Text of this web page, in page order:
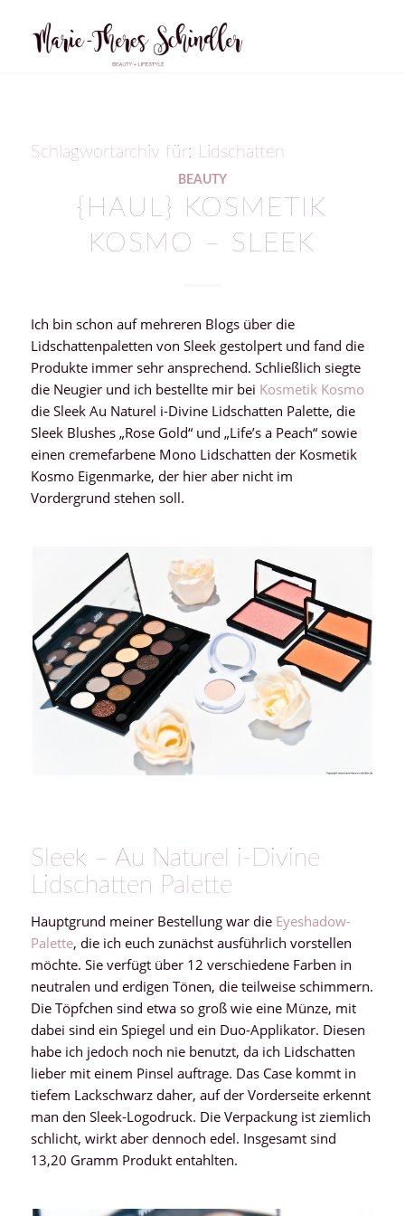
Schlagwortarchiv für: Lidschatten
BEAUTY
{HAUL} KOSMETIK
KOSMO – SLEEK
Ich bin schon auf mehreren Blogs über die
Lidschattenpaletten von Sleek gestolpert und fand die
Produkte immer sehr ansprechend. Schließlich siegte
die Neugier und ich bestellte mir bei Kosmetik Kosmo
die Sleek Au Naturel i-Divine Lidschatten Palette, die
Sleek Blushes „Rose Gold“ und „Life’s a Peach“ sowie
einen cremefarbene Mono Lidschatten der Kosmetik
Kosmo Eigenmarke, der hier aber nicht im
Vordergrund stehen soll.
Sleek – Au Naturel i-Divine
Lidschatten Palette
Hauptgrund meiner Bestellung war die Eyeshadow-
Palette, die ich euch zunächst ausführlich vorstellen
möchte. Sie verfügt über 12 verschiedene Farben in
neutralen und erdigen Tönen, die teilweise schimmern.
Die Töpfchen sind etwa so groß wie eine Münze, mit
dabei sind ein Spiegel und ein Duo-Applikator. Diesen
habe ich jedoch noch nie benutzt, da ich Lidschatten
lieber mit einem Pinsel auftrage. Das Case kommt in
tiefem Lackschwarz daher, auf der Vorderseite erkennt
man den Sleek-Logodruck. Die Verpackung ist ziemlich
schlicht, wirkt aber dennoch edel. Insgesamt sind
13,20 Gramm Produkt entahlten.